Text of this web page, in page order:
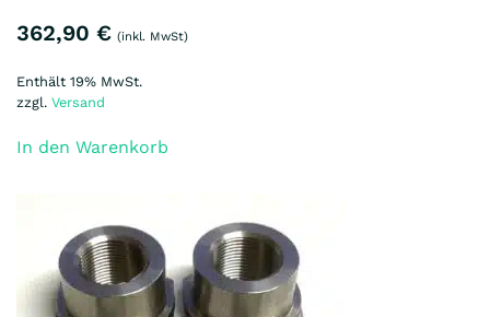
362,90 € (inkl. MwSt)
Enthält 19% MwSt.
zzgl. Versand
In den Warenkorb